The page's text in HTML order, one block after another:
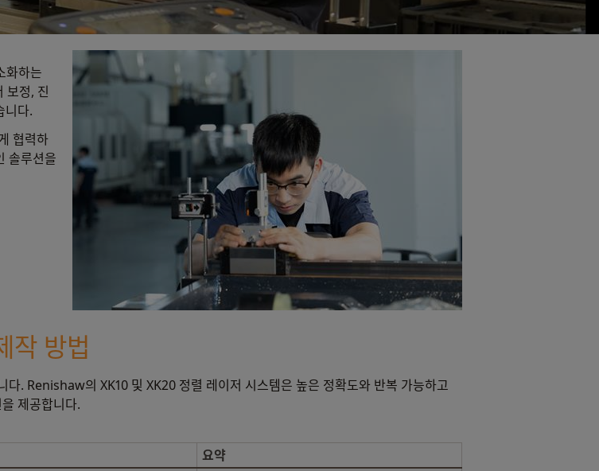
화하는
보정, 진
니다.
협력하
솔루션을
작 방법
. Renishaw의 XK10 및 XK20 정렬 레이저 시스템은 높은 정확도와 반복 가능하고
제공합니다.
요약